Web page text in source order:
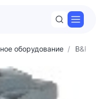
оборудование B&R